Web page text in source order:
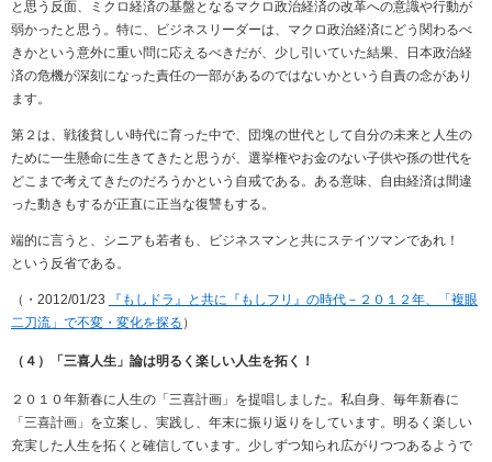
と思う反面、ミクロ経済の基盤となるマクロ政治経済の改革への意識や行動が
弱かったと思う。特に、ビジネスリーダーは、マクロ政治経済にどう関わるべ
きかという意外に重い問に応えるべきだが、少し引いていた結果、日本政治経
済の危機が深刻になった責任の一部があるのではないかという自責の念があり
ます。
第２は、戦後貧しい時代に育った中で、団塊の世代として自分の未来と人生の
ために一生懸命に生きてきたと思うが、選挙権やお金のない子供や孫の世代を
どこまで考えてきたのだろうかという自戒である。ある意味、自由経済は間違
った動きもするが正直に正当な復讐もする。
端的に言うと、シニアも若者も、ビジネスマンと共にステイツマンであれ！
という反省である。
（・2012/01/23
『もしドラ』と共に『もしフリ』の時代－２０１２年、「複眼
二刀流」で不変・変化を探る ）
（４）「三喜人生」論は明るく楽しい人生を拓く！
２０１０年新春に人生の「三喜計画」を提唱しました。私自身、毎年新春に
「三喜計画」を立案し、実践し、年末に振り返りをしています。明るく楽しい
充実した人生を拓くと確信しています。少しずつ知られ広がりつつあるようで